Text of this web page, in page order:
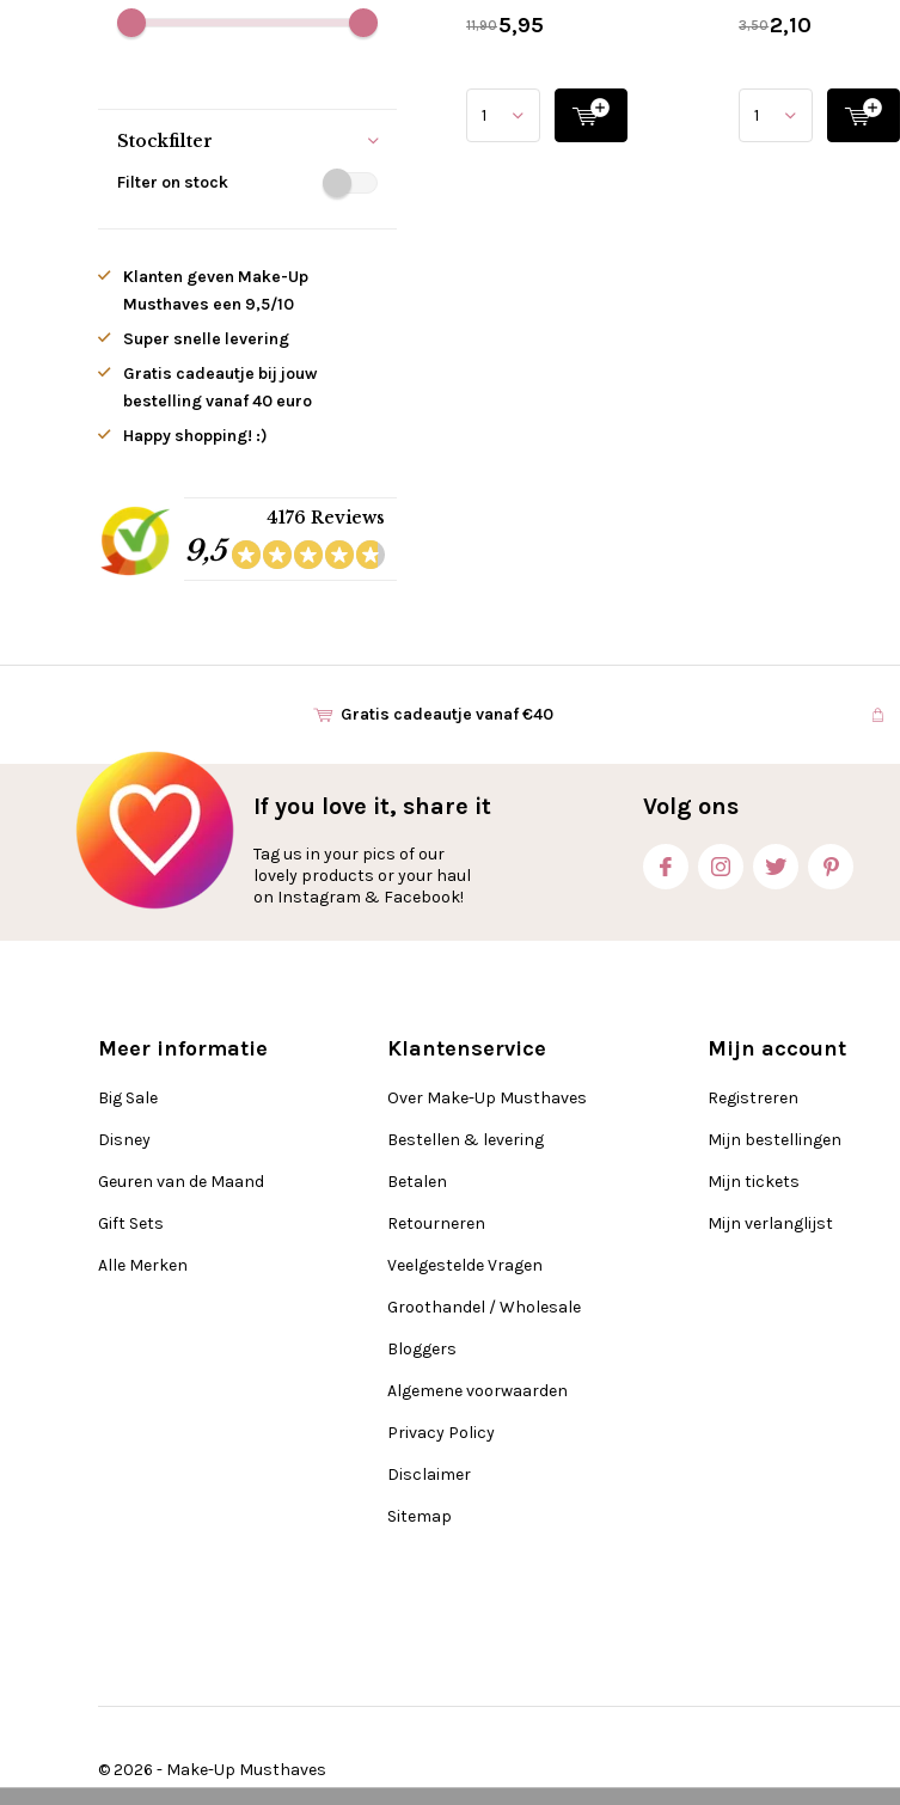
11,905,95 3,502,10
Stockfilter
Filter on stock
Klanten geven Make-Up
Musthaves een 9,5/10
Super snelle levering
Gratis cadeautje bij jouw
bestelling vanaf 40 euro
Happy shopping! :)
9,5
4176 Reviews
Gratis cadeautje vanaf €40
If you love it, share it
Tag us in your pics of our
lovely products or your haul
on Instagram & Facebook!
Volg ons
Meer informatie
Big Sale
Disney
Geuren van de Maand
Gift Sets
Alle Merken
Klantenservice
Over Make-Up Musthaves
Bestellen & levering
Betalen
Retourneren
Veelgestelde Vragen
Groothandel / Wholesale
Bloggers
Algemene voorwaarden
Privacy Policy
Disclaimer
Sitemap
Mijn account
Registreren
Mijn bestellingen
Mijn tickets
Mijn verlanglijst
© 2026 - Make-Up Musthaves